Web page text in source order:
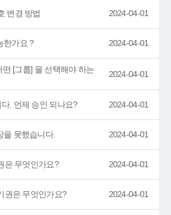
변경 방법 2024-04-01
한가요 ? 2024-04-01
[그룹] 을 선택해야 하는
2024-04-01
. 언제 승인 되나요? 2024-04-01
을 못했습니다. 2024-04-01
은 무엇인가요? 2024-04-01
권은 무엇인가요? 2024-04-01